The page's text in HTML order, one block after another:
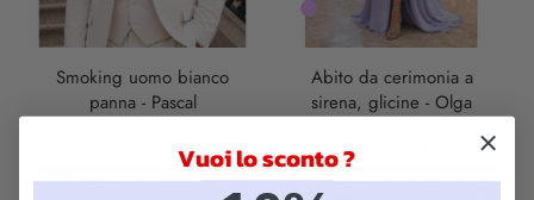
Smoking uomo bianco
panna - Pascal
284,90 €
LILLA
Abito da cerimonia a
sirena, glicine - Olga
339,00 €
Vuoi lo sconto ?